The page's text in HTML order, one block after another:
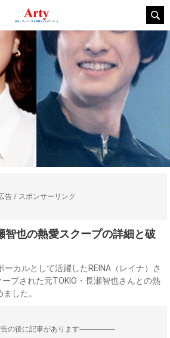
告 / スポンサーリンク
智也の熱愛スクープの詳細と破
カルとして活躍したREINA（レイナ）さ
プされた元TOKIO・長瀬智也さんとの熱
した。
告の後に記事があります--------------------